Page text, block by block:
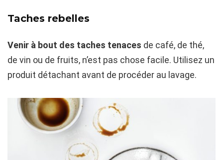
Taches rebelles
Venir à bout des taches tenaces de café, de thé,
de vin ou de fruits, n’est pas chose facile. Utilisez un
produit détachant avant de procéder au lavage.